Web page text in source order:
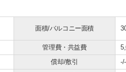
面積/バルコニー面積
管理費・共益費
償却/敷引
-/-